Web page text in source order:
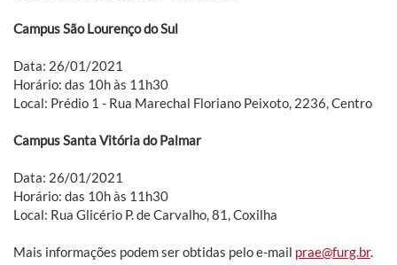
Campus São Lourenço do Sul
Data: 26/01/2021
Horário: das 10h às 11h30
Local: Prédio 1 - Rua Marechal Floriano Peixoto, 2236, Centro
Campus Santa Vitória do Palmar
Data: 26/01/2021
Horário: das 10h às 11h30
Local: Rua Glicério P. de Carvalho, 81, Coxilha
Mais informações podem ser obtidas pelo e-mail prae@furg.br.